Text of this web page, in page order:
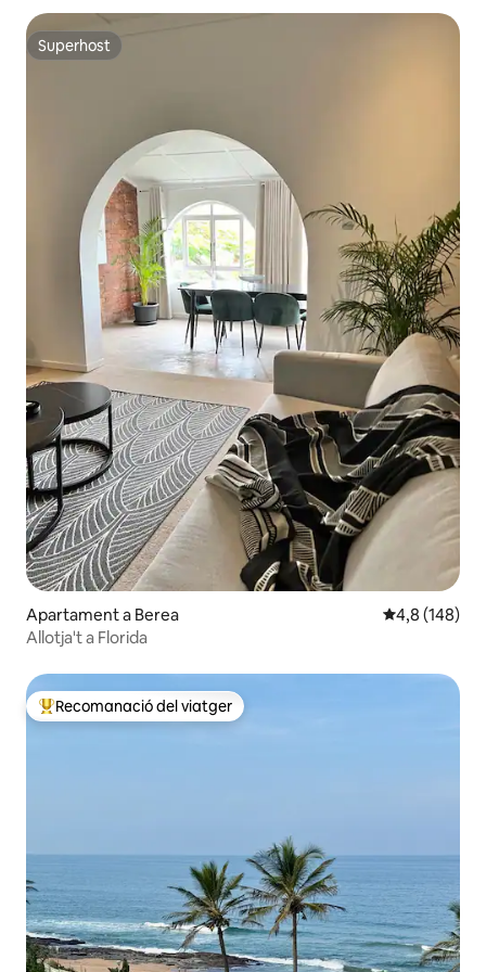
Superhost
Superhost
Apartament a Berea 4,8 de
4,8 (148)
Allotja't a Florida
Principals recomanacions dels viatgers
Recomanació del viatger